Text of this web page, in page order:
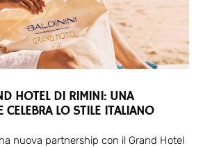
HOTEL DI RIMINI: UNA
CELEBRA LO STILE ITALIANO
nuova partnership con il Grand Hotel